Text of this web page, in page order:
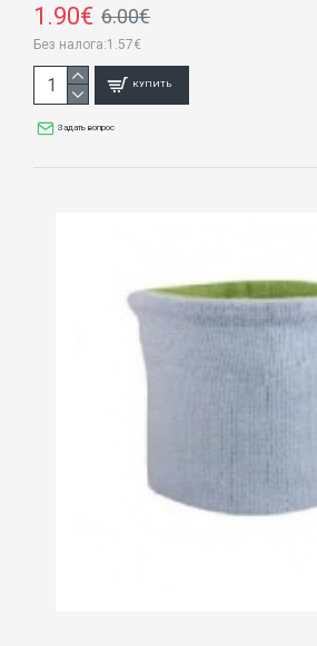
1.90€ 6.00€
Без налога:1.57€
КУПИТЬ
Задать вопрос